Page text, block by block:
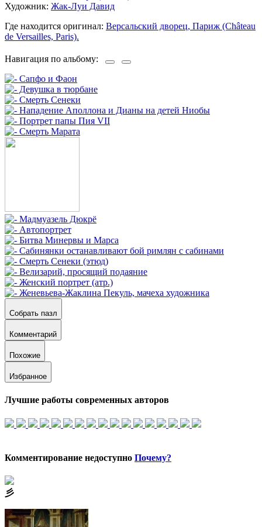
Художник: Жак-Луи Давид
Где находится оригинал: Версальский дворец, Париж (Château
de Versailles, Paris).
Навигация по альбому:
Собрать пазл
Комментарий
Похожие
Избранное
Лучшие работы современных авторов
Комментирование недоступно Почему?
⼺